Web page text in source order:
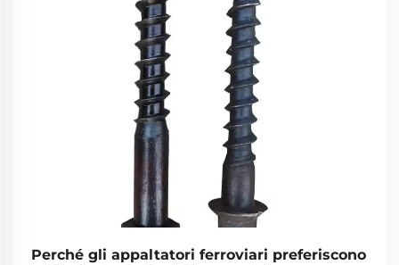
Perché gli appaltatori ferroviari preferiscono